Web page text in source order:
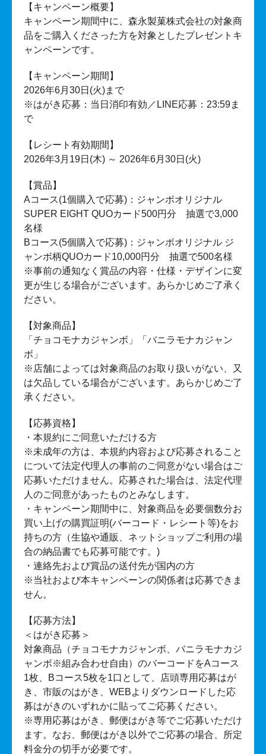
【キャンペーン概要】
キャンペーン期間中に、森永製菓株式会社の対象商
品をご購入くださった方を対象としたプレゼントキ
ャンペーンです。
【キャンペーン期間】
2026年6月30日(火)まで
※はがき応募：当日消印有効／LINE応募：23:59ま
で
【レシート有効期間】
2026年3月19日(木) ～ 2026年6月30日(火)
【賞品】
Aコース(1個購入で応募)：ジャンボオリジナル
SUPER EIGHT QUOカード500円分 抽選で3,000
名様
Bコース(5個購入で応募)：ジャンボオリジナル ジ
ャンボ柄QUOカード10,000円分 抽選で500名様
※事前の通知なく賞品の内容・仕様・デザインに変
更が生じる場合がございます。あらかじめご了承く
ださい。
【対象商品】
「チョコモナカジャンボ」「バニラモナカジャン
ボ」
※店舗によっては対象商品のお取り扱いがない、又
は欠品している場合がございます。あらかじめご了
承ください。
【応募資格】
・本規約にご同意いただける方
※未成年の方は、本規約内容および応募されること
について法定代理人の事前のご同意がない場合はご
応募いただけません。応募された場合は、法定代理
人のご同意があったものとみなします。
・キャンペーン期間中に、対象商品を必要個数分お
買い上げの購買証明(バーコード・レシート等)をお
持ちの方（生協や通販、ネットショップご利用の場
合の納品書でも応募可能です。)
・連絡先および賞品の送付先が国内の方
※当社および本キャンペーンの関係者は応募できま
せん。
【応募方法】
＜はがき応募＞
対象商品（チョコモナカジャンボ、バニラモナカジ
ャンボ※組み合わせ自由）のバーコードをAコース
1枚、Bコース5枚を1口として、店頭専用応募はが
き、市販のはがき、WEBよりダウンロードした応
募はがきのいずれかに貼ってご応募ください。
※専用応募はがき、郵便はがき等でご応募いただけ
ます。なお、郵便はがき以外でご応募の場合、所定
料金分の切手が必要です。